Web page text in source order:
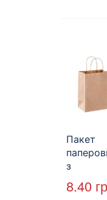
Пакет
з
8.40